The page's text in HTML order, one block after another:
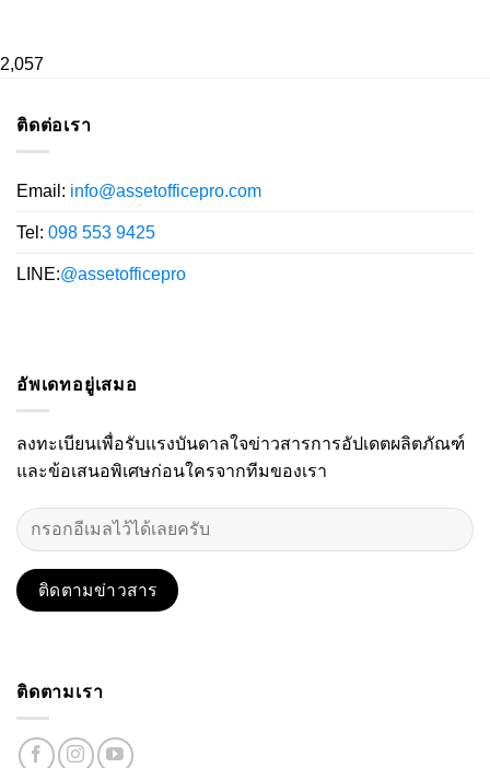
2,057
ติดต่อเรา
Email: info@assetofficepro.com
Tel: 098 553 9425
LINE:@assetofficepro
อัพเดทอยู่เสมอ
ลงทะเบียนเพื่อรับแรงบันดาลใจข่าวสารการอัปเดตผลิตภัณฑ์
และข้อเสนอพิเศษก่อนใครจากทีมของเรา
ติดตามเรา